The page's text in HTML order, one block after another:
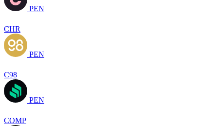
PEN
CHR
PEN
C98
PEN
COMP